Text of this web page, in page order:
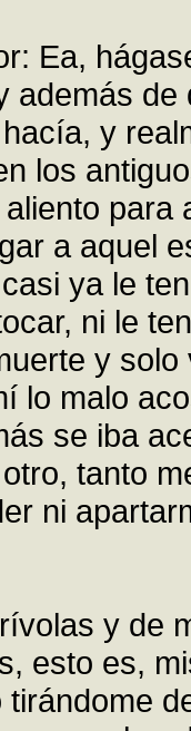
Ea,
además
y
los
a aquel
ya le
ni le
y
lo malo
se iba
tanto
ni
y de
esto es,